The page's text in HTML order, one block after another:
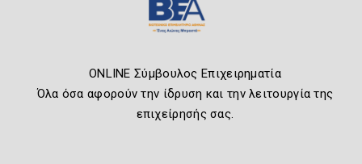
ONLINE Σύμβουλος Επιχειρηματία
Όλα όσα αφορούν την ίδρυση και την λειτουργία της
επιχείρησής σας.